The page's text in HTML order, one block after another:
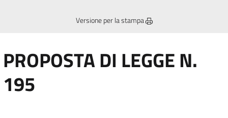
Versione per la stampa
PROPOSTA DI LEGGE N.
195